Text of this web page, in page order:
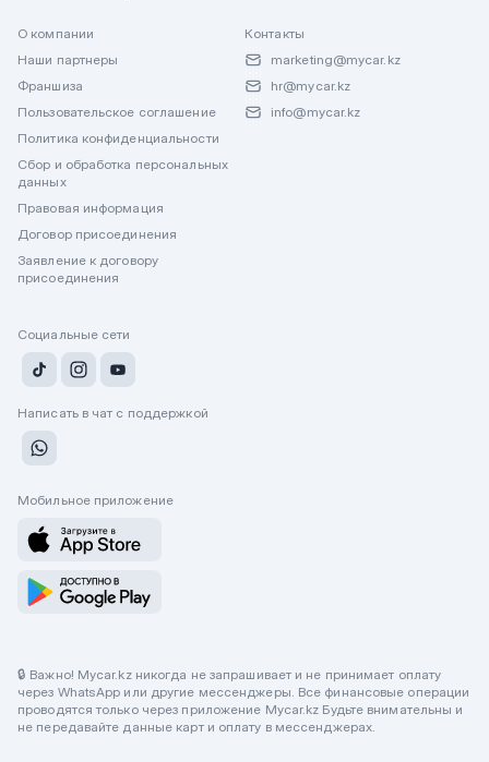
О компании
Наши партнеры
Франшиза
Пользовательское соглашение
Политика конфиденциальности
Сбор и обработка персональных
данных
Правовая информация
Договор присоединения
Заявление к договору
присоединения
Контакты
marketing@mycar.kz
hr@mycar.kz
info@mycar.kz
Социальные сети
Написать в чат с поддержкой
Мобильное приложение
🔒 Важно! Mycar.kz никогда не запрашивает и не принимает оплату
через WhatsApp или другие мессенджеры. Все финансовые операции
проводятся только через приложение Mycar.kz Будьте внимательны и
не передавайте данные карт и оплату в мессенджерах.